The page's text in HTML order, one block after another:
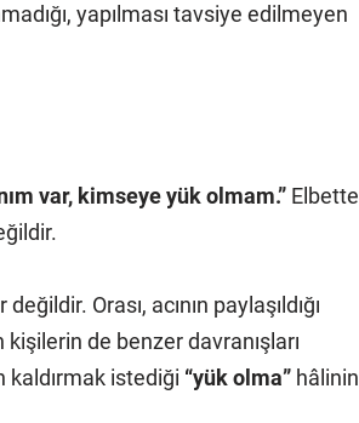
yapılması tavsiye edilmeyen
var, kimseye yük olmam.” Elbette
Orası, acının paylaşıldığı
de benzer davranışları
kaldırmak istediği “yük olma” hâlinin